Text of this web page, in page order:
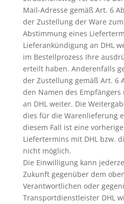
Mail-Adresse gemäß Art. 6
der Zustellung der Ware
Abstimmung eines
Lieferankündigung an DHL
im Bestellprozess Ihre
erteilt haben. Anderenfalls
der Zustellung gemäß Art. 6
den Namen des
an DHL weiter. Die
dies für die Warenlieferung
diesem Fall ist eine
Liefertermins mit DHL bzw.
nicht möglich.
Die Einwilligung kann
Zukunft gegenüber dem
Verantwortlichen oder
Transportdienstleister DHL